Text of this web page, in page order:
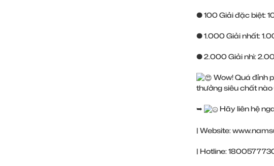
● 100 Giải đặc biệt:
● 1.000 Giải nhất:
● 2.000 Giải nhì:
Wow! Quá đỉnh
thưởng siêu chất
➥ Hãy liên hệ
| Website:
| Hotline: